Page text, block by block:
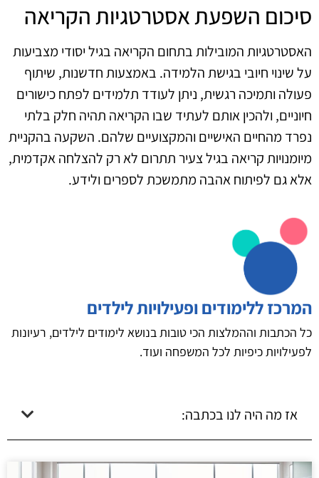
סיכום השפעת אסטרטגיות הקריאה
האסטרטגיות המובילות בתחום הקריאה בגיל יסודי מצביעות
על שינוי חיובי בגישת הלמידה. באמצעות חדשנות, שיתוף
פעולה ותמיכה רגשית, ניתן לעודד תלמידים לפתח כישורים
חיוניים, ולהכין אותם לעתיד שבו הקריאה תהיה חלק בלתי
נפרד מהחיים האישיים והמקצועיים שלהם. השקעה בהקניית
מיומנויות קריאה בגיל צעיר תתרום לא רק להצלחה אקדמית,
אלא גם לפיתוח אהבה מתמשכת לספרים ולידע.
המרכז ללימודים ופעילויות לילדים
כל הכתבות וההמלצות הכי טובות בנושא לימודים לילדים, רעיונות
לפעילויות כיפיות לכל המשפחה ועוד.
אז מה היה לנו בכתבה: